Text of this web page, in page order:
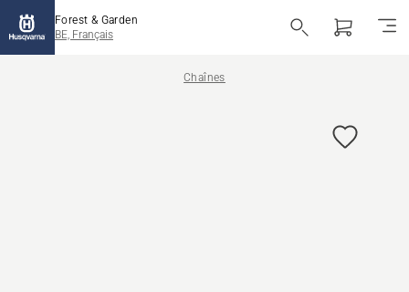
Forest & Garden
BE, Français
Chaînes